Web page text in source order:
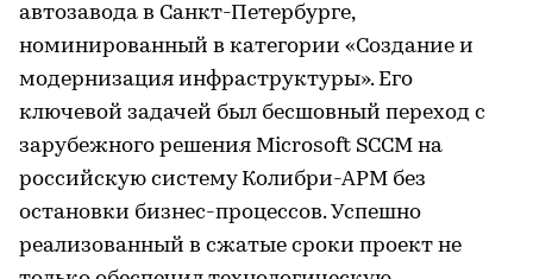
автозавода в Санкт-Петербурге,
номинированный в категории «Создание и
модернизация инфраструктуры». Его
ключевой задачей был бесшовный переход с
зарубежного решения Microsoft SCCM на
российскую систему Колибри-АРМ без
остановки бизнес-процессов. Успешно
реализованный в сжатые сроки проект не